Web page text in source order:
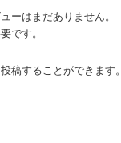
ーはまだありません。
です。
稿することができます。